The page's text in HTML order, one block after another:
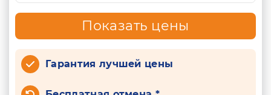
Показать цены
Гарантия лучшей цены